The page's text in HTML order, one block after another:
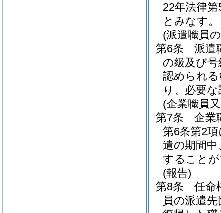
22年法律第
とみなす。
(派遣職員
第6条
派遣
の級及び
認められ
り、必要
(企業職員
第7条
企業
第6条第2
遣の期間中
すること
(報告)
第8条
任命
員の派遣